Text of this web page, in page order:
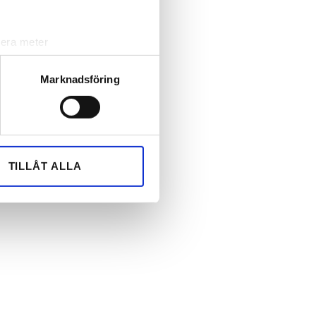
meter
. Du kan ändra
information från din enhet
kombinera informationen
Marknadsföring
TILLÅT ALLA